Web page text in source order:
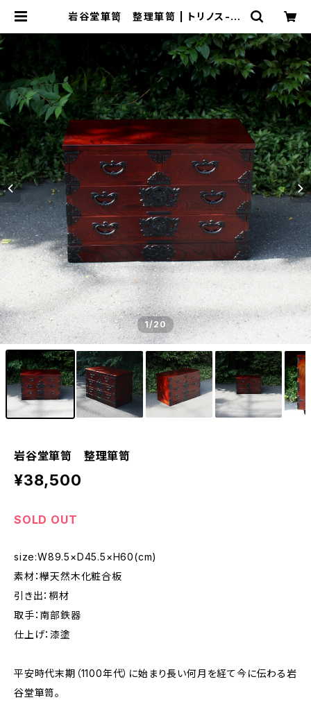
岩谷堂箪笥 整理箪笥 | トリノス-to
ルショップ・古着
1/20
岩谷堂箪笥 整理箪笥
¥38,500
SOLD OUT
size:W89.5×D45.5×H60(cm)
素材：欅天然木化粧合板
引き出：桐材
取手：南部鉄器
仕上げ：漆塗
平安時代末期（1100年代）に始まり長い何月を経て今に伝わる岩
谷堂箪笥。